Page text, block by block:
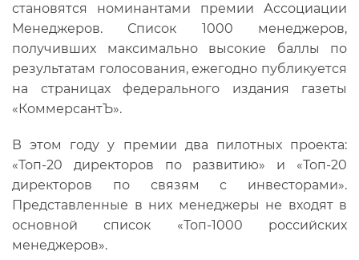
становятся номинантами премии Ассоциации
Менеджеров. Список 1000 менеджеров,
получивших максимально высокие баллы по
результатам голосования, ежегодно публикуется
на страницах федерального издания газеты
«КоммерсантЪ».
В этом году у премии два пилотных проекта:
«Топ-20 директоров по развитию» и «Топ-20
директоров по связям с инвесторами».
Представленные в них менеджеры не входят в
основной список «Топ-1000 российских
менеджеров».